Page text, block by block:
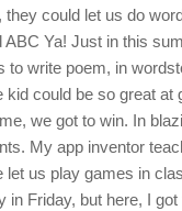
they could let us do
ABC Ya! Just in this
to write poem, in
kid could be so great at
we got to win. In
My app inventor
let us play games in
in Friday, but here, I